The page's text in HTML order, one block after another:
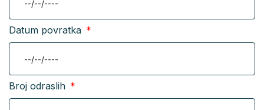
Datum povratka
Broj odraslih